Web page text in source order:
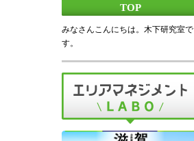
TOP
みなさんこんにちは。木下研究室で
す。